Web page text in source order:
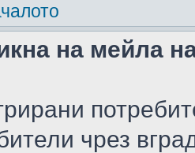
на мейла
чрез